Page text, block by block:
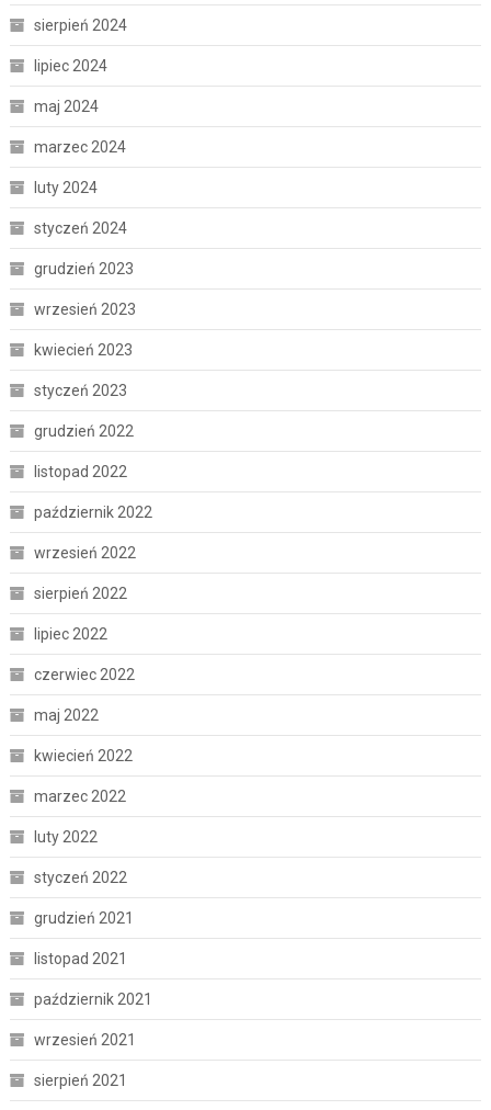
sierpień 2024
lipiec 2024
maj 2024
marzec 2024
luty 2024
styczeń 2024
grudzień 2023
wrzesień 2023
kwiecień 2023
styczeń 2023
grudzień 2022
listopad 2022
październik 2022
wrzesień 2022
sierpień 2022
lipiec 2022
czerwiec 2022
maj 2022
kwiecień 2022
marzec 2022
luty 2022
styczeń 2022
grudzień 2021
listopad 2021
październik 2021
wrzesień 2021
sierpień 2021